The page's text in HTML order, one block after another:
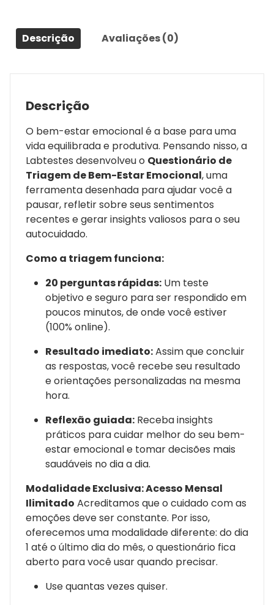
Descrição Avaliações (0)
Descrição
O bem-estar emocional é a base para uma
vida equilibrada e produtiva. Pensando nisso, a
Labtestes desenvolveu o Questionário de
Triagem de Bem-Estar Emocional, uma
ferramenta desenhada para ajudar você a
pausar, refletir sobre seus sentimentos
recentes e gerar insights valiosos para o seu
autocuidado.
Como a triagem funciona:
20 perguntas rápidas: Um teste
objetivo e seguro para ser respondido em
poucos minutos, de onde você estiver
(100% online).
Resultado imediato:Assim que concluir
as respostas, você recebe seu resultado
e orientações personalizadas na mesma
hora.
Reflexão guiada: Receba insights
práticos para cuidar melhor do seu bem-
estar emocional e tomar decisões mais
saudáveis no dia a dia.
Modalidade Exclusiva: Acesso Mensal
Ilimitado Acreditamos que o cuidado com as
emoções deve ser constante. Por isso,
oferecemos uma modalidade diferente: do dia
1 até o último dia do mês, o questionário fica
aberto para você usar quando precisar.
Use quantas vezes quiser.